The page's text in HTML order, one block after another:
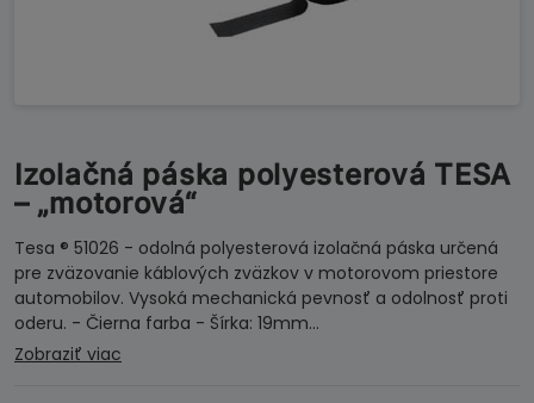
Izolačná páska polyesterová TESA
– „motorová“
Tesa ® 51026 - odolná polyesterová izolačná páska určená
pre zväzovanie káblových zväzkov v motorovom priestore
automobilov. Vysoká mechanická pevnosť a odolnosť proti
oderu. - Čierna farba - Šírka: 19mm…
Zobraziť viac